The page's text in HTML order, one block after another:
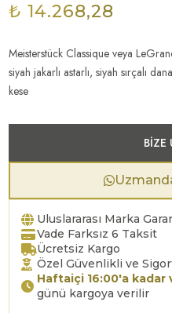
₺ 14.268,28
Meisterstück Classique veya
siyah jakarlı astarlı, siyah sırçalı
kese
BIZE
Uluslararası Marka
Vade Farksız 6 Taksit
Ücretsiz Kargo
Özel Güvenlikli ve
Haftaiçi 16:00'a kadar
günü kargoya verilir